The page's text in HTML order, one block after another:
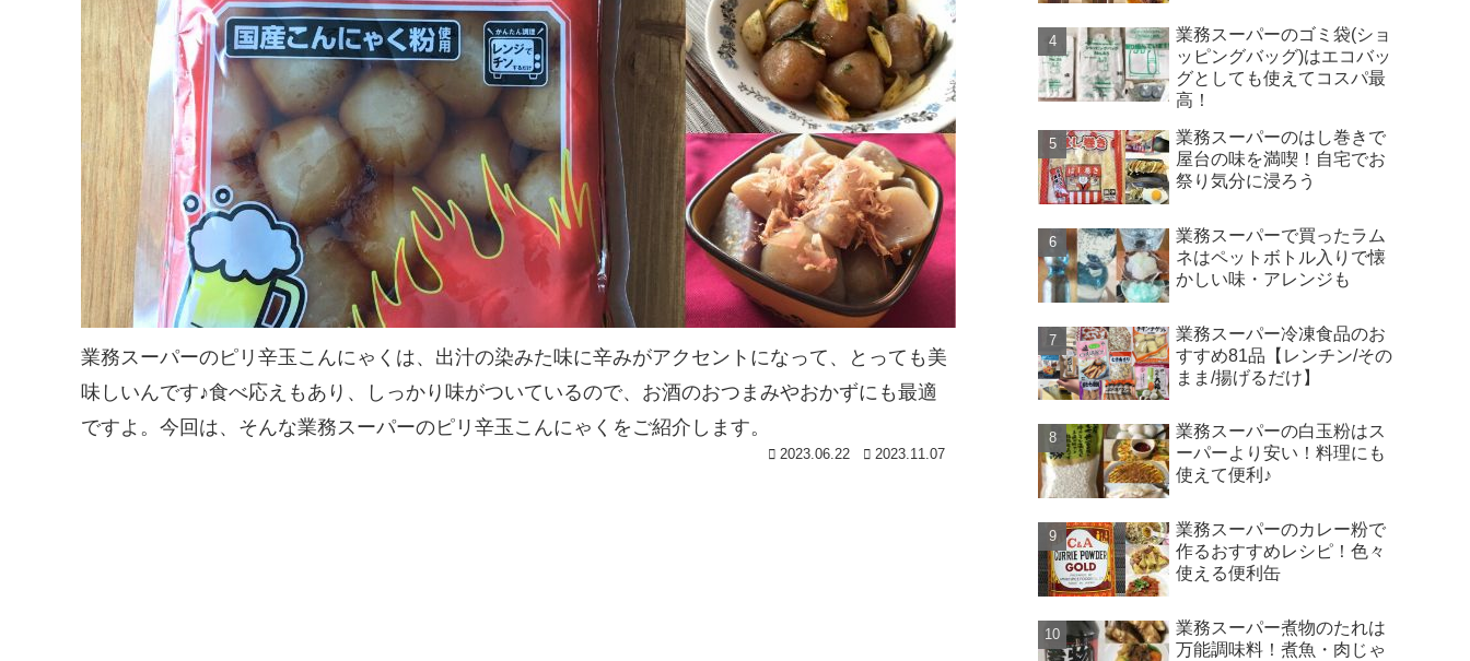
業務スーパーのピリ辛玉こんにゃくは、出汁の染みた味に辛みがアクセントになって、とっても美
味しいんです♪食べ応えもあり、しっかり味がついているので、お酒のおつまみやおかずにも最適
ですよ。今回は、そんな業務スーパーのピリ辛玉こんにゃくをご紹介します。
2023.06.22 2023.11.07
業務スーパーのゴミ袋(ショ
ッピングバッグ)はエコバッ
グとしても使えてコスパ最
高！
業務スーパーのはし巻きで
屋台の味を満喫！自宅でお
祭り気分に浸ろう
業務スーパーで買ったラム
ネはペットボトル入りで懐
かしい味・アレンジも
業務スーパー冷凍食品のお
すすめ81品【レンチン/その
まま/揚げるだけ】
業務スーパーの白玉粉はス
ーパーより安い！料理にも
使えて便利♪
業務スーパーのカレー粉で
作るおすすめレシピ！色々
使える便利缶
業務スーパー煮物のたれは
万能調味料！煮魚・肉じゃ